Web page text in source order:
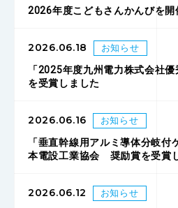
2026年度こどもさんかんびを開
2026.06.18 お知らせ
「2025年度九州電力株式会社
を受賞しました
2026.06.16 お知らせ
「垂直幹線用アルミ導体分岐付
本電設工業協会 奨励賞を受賞
2026.06.12 お知らせ